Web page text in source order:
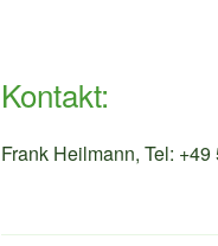
Kontakt:
Frank Heilmann, Tel: